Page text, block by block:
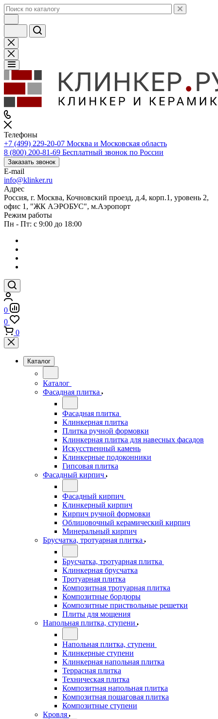
Телефоны
+7 (499) 229-20-07 Москва и Московская область
8 (800) 200-81-69 Бесплатный звонок по России
Заказать звонок
E-mail
info@klinker.ru
Адрес
Россия, г. Москва, Кочновский проезд, д.4, корп.1, уровень 2,
офис 1, "ЖК АЭРОБУС", м.Аэропорт
Режим работы
Пн - Пт: с 9:00 до 18:00
0
0
0
Каталог
Каталог
Фасадная плитка
Фасадная плитка
Клинкерная плитка
Плитка ручной формовки
Клинкерная плитка для навесных фасадов
Искусственный камень
Клинкерные подоконники
Гипсовая плитка
Фасадный кирпич
Фасадный кирпич
Клинкерный кирпич
Кирпич ручной формовки
Облицовочный керамический кирпич
Минеральный кирпич
Брусчатка, тротуарная плитка
Брусчатка, тротуарная плитка
Клинкерная брусчатка
Тротуарная плитка
Композитная тротуарная плитка
Композитные бордюры
Композитные приствольные решетки
Плиты для мощения
Напольная плитка, ступени
Напольная плитка, ступени
Клинкерные ступени
Клинкерная напольная плитка
Террасная плитка
Техническая плитка
Композитная напольная плитка
Композитная пошаговая плитка
Композитные ступени
Кровля